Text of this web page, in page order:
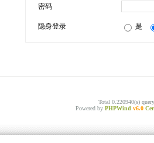
密码
隐身登录 是
Total 0.220940(s)
Powered by PHPWind v6.0